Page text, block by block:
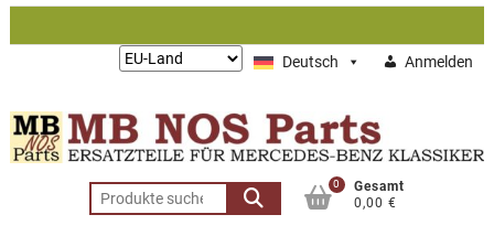
Zum
Deutsch Anmelden
Lieferung
Suchen
nach:
0
Gesamt
0,00 €